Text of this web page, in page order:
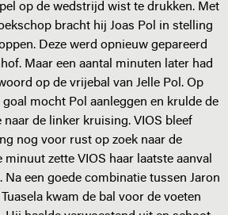
op de wedstrijd wist te drukken. Met
bracht hij Joas Pol in stelling
Deze werd opnieuw gepareerd
Maar een aantal minuten later had
op de vrijebal van Jelle Pol. Op
goal mocht Pol aanleggen en krulde de
naar de linker kruising. VIOS bleef
nog voor rust op zoek naar de
zette VIOS haar laatste aanval
Na een goede combinatie tussen Jaron
kwam de bal voor de voeten